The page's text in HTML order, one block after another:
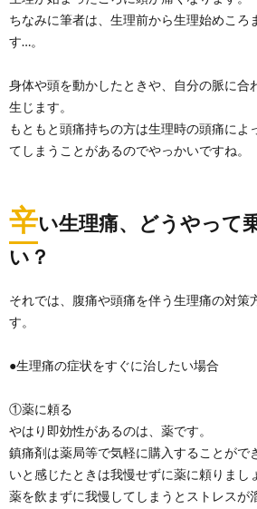
ちなみに筆者は、生理前から生理始めころ
す…。
身体や頭を動かしたときや、自分の脈に合
生じます。
もともと頭痛持ちの方は生理時の頭痛によ
てしまうことがあるのでやっかいですね。
辛い生理痛、どうやって
い？
それでは、腹痛や頭痛を伴う生理痛の対策
す。
●生理痛の症状をすぐに治したい場合
①薬に頼る
やはり即効性があるのは、薬です。
鎮痛剤は薬局等で気軽に購入することがで
いと感じたときは我慢せずに薬に頼りまし
薬を飲まずに我慢してしまうとストレスが